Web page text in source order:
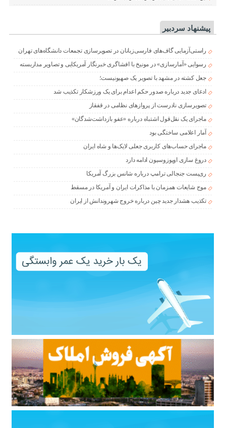
پیشنهاد سردبیر
راستی‌آزمایی گاف‌های فارسی‌زبانان در تصویرسازی تجمعات دانشگاه‌های تهران
رسوایی «آمارسازی» در مونیخ با افشاگری خبرنگار آمریکایی و تصاویر مداربسته
جعل کشته در مشهد با تصویر یک صهیونیست؛
ادعای جدید درباره صدور حکم اعدام برای یک ورزشکار تکذیب شد
تصویرسازی نادرست از پروازهای نظامی در قفقاز
ماجرای یک نقل‌قول اشتباه درباره «عفو بازداشت‌شدگان»
آمار اعلامی ساختگی بود
ماجرای حساب‌های کاربری جعلی لایک‌ها و شاه ایران
دروغ سازی اوپوزوسیون ادامه دارد
ری‌پست جنجالی ترامپ درباره شانس بزرگ آمریکا
موج شایعات همزمان با مذاکرات ایران و آمریکا در مسقط
تکذیب هشدار جدید چین درباره خروج شهروندانش از ایران